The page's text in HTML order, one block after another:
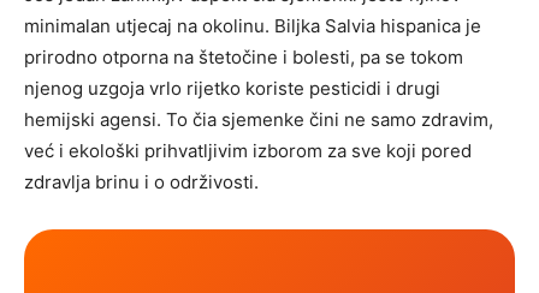
minimalan utjecaj na okolinu. Biljka Salvia hispanica je
prirodno otporna na štetočine i bolesti, pa se tokom
njenog uzgoja vrlo rijetko koriste pesticidi i drugi
hemijski agensi. To čia sjemenke čini ne samo zdravim,
već i ekološki prihvatljivim izborom za sve koji pored
zdravlja brinu i o održivosti.